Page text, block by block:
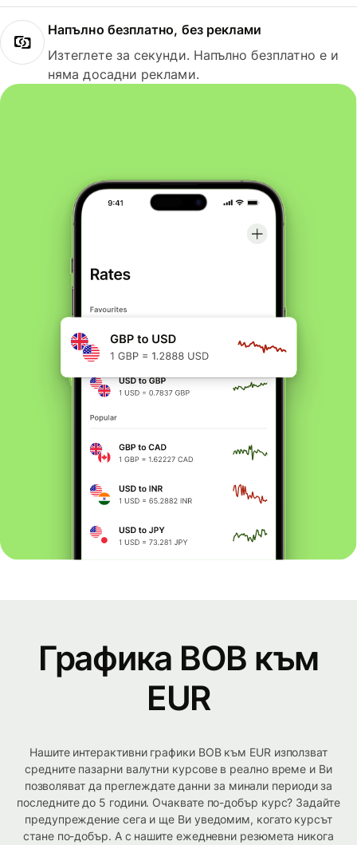
Напълно безплатно, без реклами
Изтеглете за секунди. Напълно безплатно е и
няма досадни реклами.
Графика BOB към
EUR
Нашите интерактивни графики BOB към EUR използват
средните пазарни валутни курсове в реално време и Ви
позволяват да преглеждате данни за минали периоди за
последните до 5 години. Очаквате по-добър курс? Задайте
предупреждение сега и ще Ви уведомим, когато курсът
стане по-добър. А с нашите ежедневни резюмета никога